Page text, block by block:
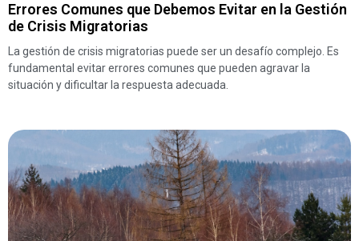
Errores Comunes que Debemos Evitar en la Gestión
de Crisis Migratorias
La gestión de crisis migratorias puede ser un desafío complejo. Es
fundamental evitar errores comunes que pueden agravar la
situación y dificultar la respuesta adecuada.